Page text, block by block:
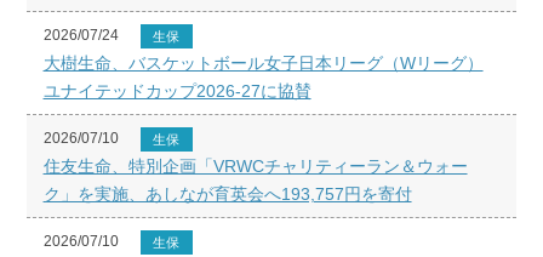
2026/07/24 生保
大樹生命、バスケットボール女子日本リーグ（Wリーグ）
ユナイテッドカップ2026-27に協賛
2026/07/10 生保
住友生命、特別企画「VRWCチャリティーラン＆ウォー
ク」を実施、あしなが育英会へ193,757円を寄付
2026/07/10 生保